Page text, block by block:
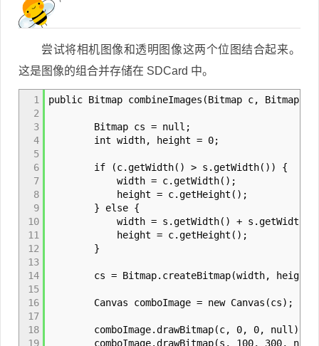
尝试将相机图像和透明图像这两个位图结合起来。
这是图像的组合并存储在 SDCard 中。
1
2
3
4
5
6
7
8
9
10
11
12
13
14
15
16
17
18
19
public Bitmap combineImages(Bitmap c, Bitmap
Bitmap cs = null;
int width, height = 0;
if (c.getWidth() > s.getWidth()) {
width = c.getWidth();
height = c.getHeight();
} else {
width = s.getWidth() +
height = c.getHeight();
}
cs = Bitmap.createBitmap(width, height,
Canvas comboImage = new Canvas(cs);
comboImage.drawBitmap(c, 0, 0, null);
comboImage.drawBitmap(s, 100, 300,